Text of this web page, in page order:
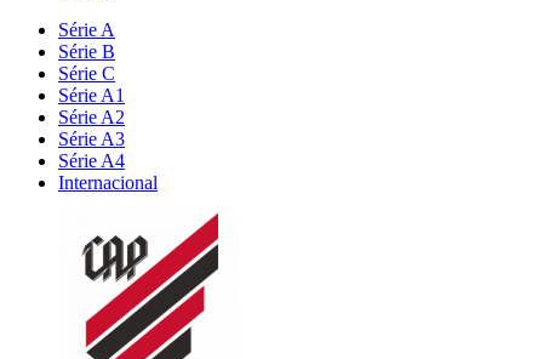
Série A
Série B
Série C
Série A1
Série A2
Série A3
Série A4
Internacional